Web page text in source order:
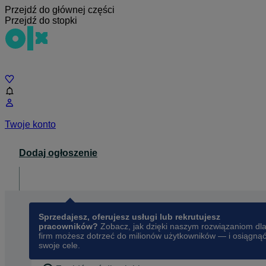
Przejdź do głównej części
Przejdź do stopki
Twoje konto
Dodaj ogłoszenie
Sprzedajesz, oferujesz usługi lub rekrutujesz
pracowników? Zobacz, jak dzięki naszym rozwiązaniom dla
firm możesz dotrzeć do milionów użytkowników — i osiągnąć
swoje cele.